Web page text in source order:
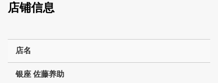
店铺信息
店名
银座 佐藤养助